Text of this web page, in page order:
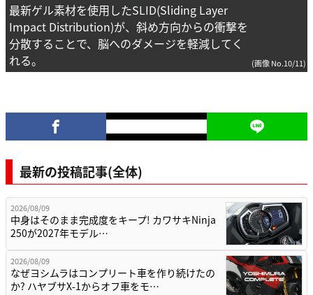
最新ゲル素材を使用したSLID(Sliding Layer
Impact Distribution)が、斜め方向からの衝撃を
分散することで、脳へのダメージを軽減してく
れる。
(画像 No.10/11)
最新の投稿記事(全体)
2026/08/09
中身はそのまま完成度をキープ! カワサキNinja
250が2027年モデル…
2026/08/09
なぜヨシムラはコンプリート車を作り続けたの
か? ハヤブサX-1からオフ車をモ…